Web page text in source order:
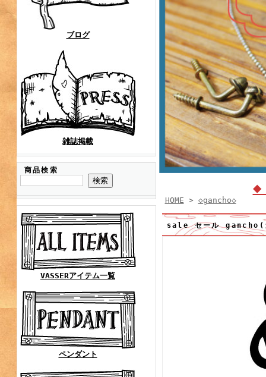
ブログ
雑誌掲載
商品検索
VASSERアイテム一覧
ペンダント
◆
HOME > ◇gancho◇
sale セール gancho(